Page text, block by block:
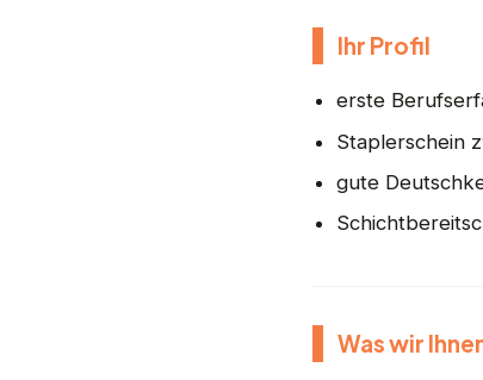
Ihr Profil
erste
Staplerschein
gute
Was wir